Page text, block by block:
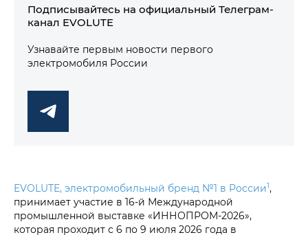
Подписывайтесь на официальный Телеграм-
канал EVOLUTE
Узнавайте первым новости первого
электромобиля России
EVOLUTE, электромобильный бренд №1 в России1,
принимает участие в 16-й Международной
промышленной выставке «ИННОПРОМ-2026»,
которая проходит с 6 по 9 июля 2026 года в